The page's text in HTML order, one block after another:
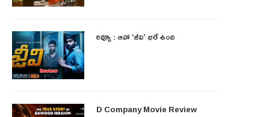
రివ్యూ : ఆహా ‘జీవి’ భలే ఉంది
D Company Movie Review